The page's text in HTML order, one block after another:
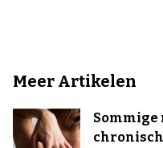
Meer Artikelen
Sommige